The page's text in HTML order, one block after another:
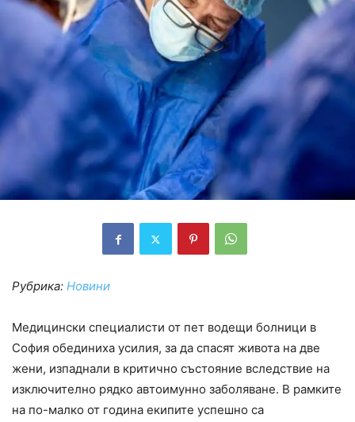
Рубрика: Новини
Медицински специалисти от пет водещи болници в
София обединиха усилия, за да спасят живота на две
жени, изпаднали в критично състояние вследствие на
изключително рядко автоимунно заболяване. В рамките
на по-малко от година екипите успешно са